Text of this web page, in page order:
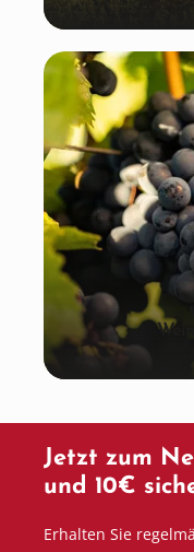
Jetzt zum
und 10€
Erhalten Sie